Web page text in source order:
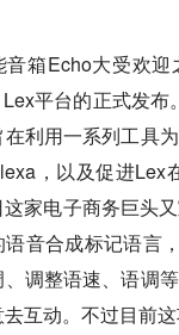
音箱Echo大受欢
平台的正式发
利用一系列工具
，以及促进Lex
家电子商务巨头
语音合成标记语言
、调整语速、语调
互动。不过目前